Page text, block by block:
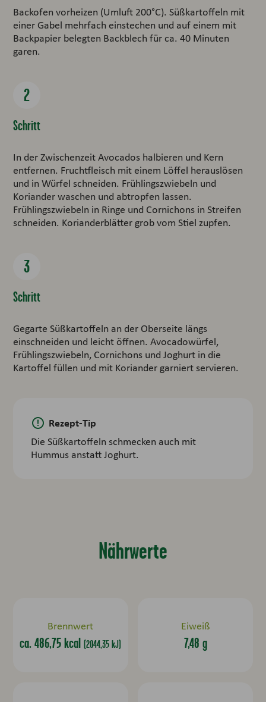
Backofen vorheizen (Umluft 200°C). Süßkartoffeln mit
einer Gabel mehrfach einstechen und auf einem mit
Backpapier belegten Backblech für ca. 40 Minuten
garen.
Schritt
In der Zwischenzeit Avocados halbieren und Kern
entfernen. Fruchtfleisch mit einem Löffel herauslösen
und in Würfel schneiden. Frühlingszwiebeln und
Koriander waschen und abtropfen lassen.
Frühlingszwiebeln in Ringe und Cornichons in Streifen
schneiden. Korianderblätter grob vom Stiel zupfen.
Schritt
Gegarte Süßkartoffeln an der Oberseite längs
einschneiden und leicht öffnen. Avocadowürfel,
Frühlingszwiebeln, Cornichons und Joghurt in die
Kartoffel füllen und mit Koriander garniert servieren.
Rezept-Tip
Die Süßkartoffeln schmecken auch mit
Hummus anstatt Joghurt.
Nährwerte
Brennwert
ca. 486,75 kcal(2044,35 kJ)
Eiweiß
7,48 g